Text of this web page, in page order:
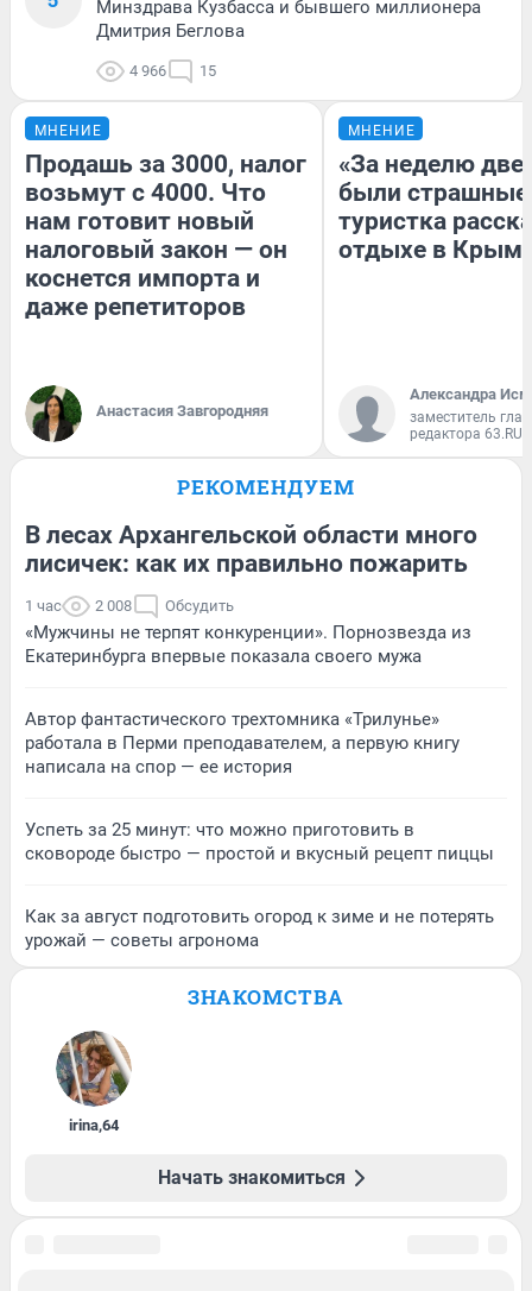
Минздрава Кузбасса и бывшего миллионера
Дмитрия Беглова
4 966 15
МНЕНИЕ
Продашь за 3000, налог
возьмут с 4000. Что
нам готовит новый
налоговый закон — он
коснется импорта и
даже репетиторов
Анастасия Завгородняя
МНЕНИЕ
«За неделю две
были
туристка
отдыхе в
Александра
заместитель
редактора 63.RU
РЕКОМЕНДУЕМ
В лесах Архангельской области много
лисичек: как их правильно пожарить
1 час 2 008 Обсудить
«Мужчины не терпят конкуренции». Порнозвезда из
Екатеринбурга впервые показала своего мужа
Автор фантастического трехтомника «Трилунье»
работала в Перми преподавателем, а первую книгу
написала на спор — ее история
Успеть за 25 минут: что можно приготовить в
сковороде быстро — простой и вкусный рецепт пиццы
Как за август подготовить огород к зиме и не потерять
урожай — советы агронома
ЗНАКОМСТВА
irina,64
Начать знакомиться